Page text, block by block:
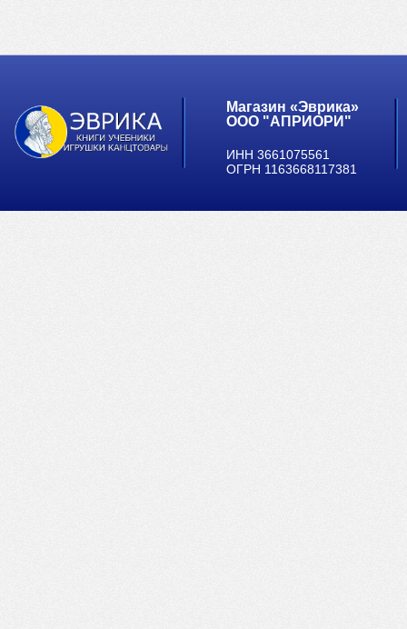
Магазин «Эврика»
ООО "АПРИОРИ"
ИНН 3661075561
ОГРН 1163668117381